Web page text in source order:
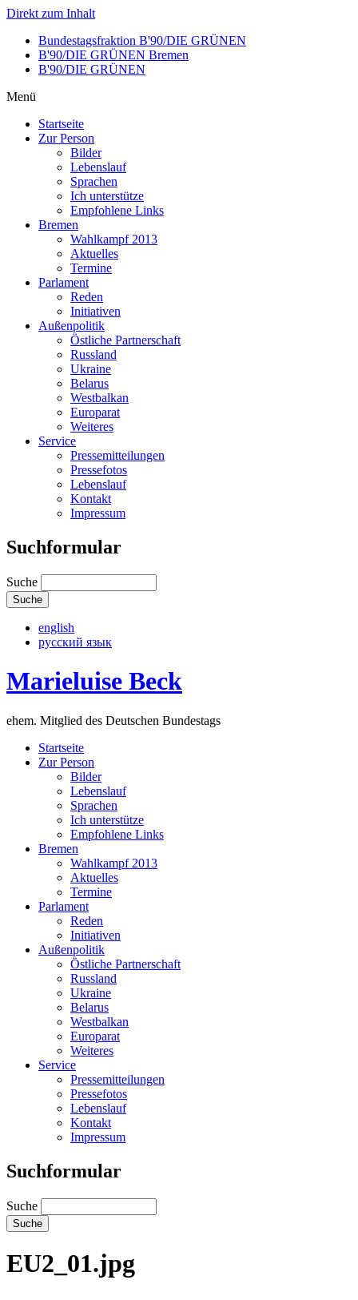
Direkt zum Inhalt
Bundestagsfraktion B'90/DIE GRÜNEN
B'90/DIE GRÜNEN Bremen
B'90/DIE GRÜNEN
Menü
Startseite
Zur Person
Bilder
Lebenslauf
Sprachen
Ich unterstütze
Empfohlene Links
Bremen
Wahlkampf 2013
Aktuelles
Termine
Parlament
Reden
Initiativen
Außenpolitik
Östliche Partnerschaft
Russland
Ukraine
Belarus
Westbalkan
Europarat
Weiteres
Service
Pressemitteilungen
Pressefotos
Lebenslauf
Kontakt
Impressum
Suchformular
Suche
english
русский язык
Marieluise Beck
ehem. Mitglied des Deutschen Bundestags
Startseite
Zur Person
Bilder
Lebenslauf
Sprachen
Ich unterstütze
Empfohlene Links
Bremen
Wahlkampf 2013
Aktuelles
Termine
Parlament
Reden
Initiativen
Außenpolitik
Östliche Partnerschaft
Russland
Ukraine
Belarus
Westbalkan
Europarat
Weiteres
Service
Pressemitteilungen
Pressefotos
Lebenslauf
Kontakt
Impressum
Suchformular
Suche
EU2_01.jpg